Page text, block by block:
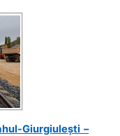
Giurgiulești –